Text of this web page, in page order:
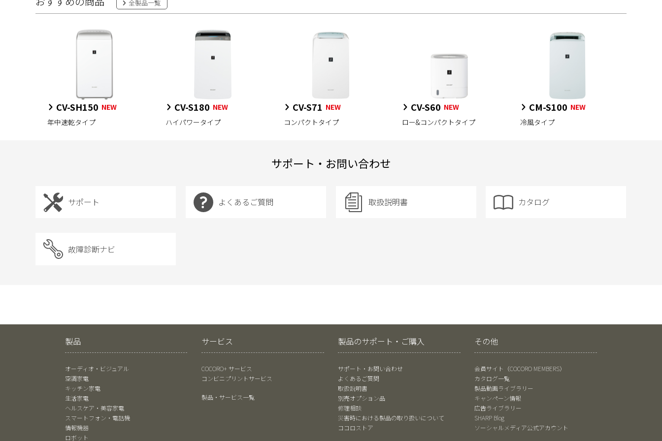
全製品一覧
CV-SH150 NEW
年中速乾タイプ
CV-S180 NEW
ハイパワータイプ
CV-S71 NEW
コンパクトタイプ
CV-S60 NEW
ロー&コンパクトタイプ
CM-S100 NEW
冷風タイプ
サポート・お問い合わせ
サポート よくあるご質問 取扱説明書 カタログ
故障診断ナビ
製品
オーディオ・ビジュアル
空調家電
キッチン家電
生活家電
ヘルスケア・美容家電
スマートフォン・電話機
情報機器
ロボット
サービス
COCORO+ サービス
コンビニプリントサービス
製品・サービス一覧
製品のサポート・ご購入
サポート・お問い合わせ
よくあるご質問
取扱説明書
別売オプション品
修理相談
災害時における製品の取り扱いについて
ココロストア
その他
会員サイト（COCORO MEMBERS）
カタログ一覧
製品動画ライブラリー
キャンペーン情報
広告ライブラリー
SHARP Blog
ソーシャルメディア公式アカウント